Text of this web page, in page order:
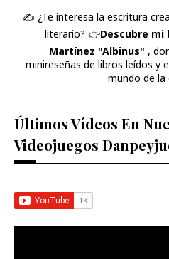
✍️ ¿Te interesa la escritura
literario? 👉​Descubre mi
Martínez "Albinus" ,
minireseñas de libros leídos y
mundo de la
Últimos Vídeos En
Videojuegos